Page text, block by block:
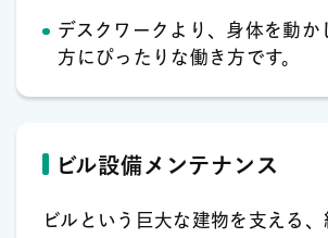
デスクワークより、身体を動か
方にぴったりな働き方です。
ビル設備メンテナンス
ビルという巨大な建物を支える